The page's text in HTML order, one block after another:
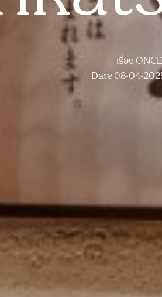
เรื่อง
Date 08-04-